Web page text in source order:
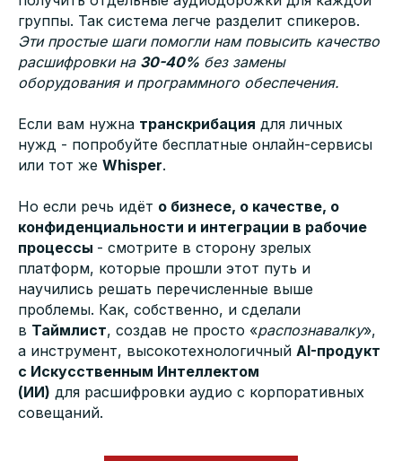
группы. Так система легче разделит спикеров.
Эти простые шаги помогли нам повысить качество
расшифровки на 30-40% без замены
оборудования и программного обеспечения.
Если вам нужна транскрибация для личных
нужд - попробуйте бесплатные онлайн-сервисы
или тот же Whisper.
Но если речь идёт о бизнесе, о качестве, о
конфиденциальности и интеграции в рабочие
процессы - смотрите в сторону зрелых
платформ, которые прошли этот путь и
научились решать перечисленные выше
проблемы. Как, собственно, и сделали
в Таймлист, создав не просто «распознавалку»,
а инструмент, высокотехнологичный AI-продукт
с Искусственным Интеллектом
(ИИ) для расшифровки аудио с корпоративных
совещаний.